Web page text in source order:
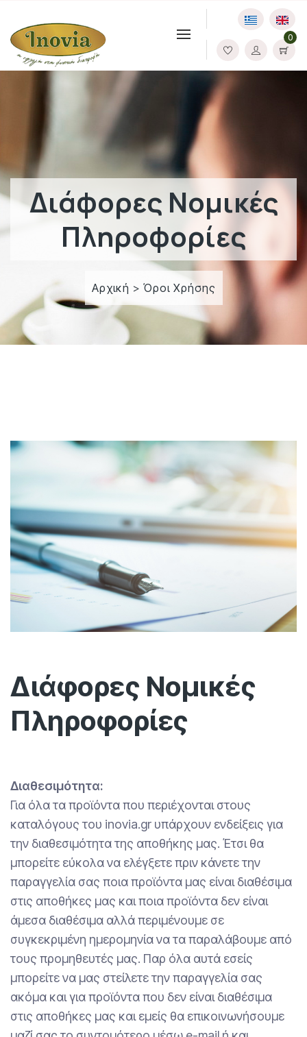
0
Διάφορες Νομικές
Πληροφορίες
Αρχική >Όροι Χρήσης
Διάφορες Νομικές
Πληροφορίες
Διαθεσιμότητα:
Για όλα τα προϊόντα που περιέχονται στους
καταλόγους του inovia.gr υπάρχουν ενδείξεις για
την διαθεσιμότητα της αποθήκης μας. Έτσι θα
μπορείτε εύκολα να ελέγξετε πριν κάνετε την
παραγγελία σας ποια προϊόντα μας είναι διαθέσιμα
στις αποθήκες μας και ποια προϊόντα δεν είναι
άμεσα διαθέσιμα αλλά περιμένουμε σε
συγκεκριμένη ημερομηνία να τα παραλάβουμε από
τους προμηθευτές μας. Παρ όλα αυτά εσείς
μπορείτε να μας στείλετε την παραγγελία σας
ακόμα και για προϊόντα που δεν είναι διαθέσιμα
στις αποθήκες μας και εμείς θα επικοινωνήσουμε